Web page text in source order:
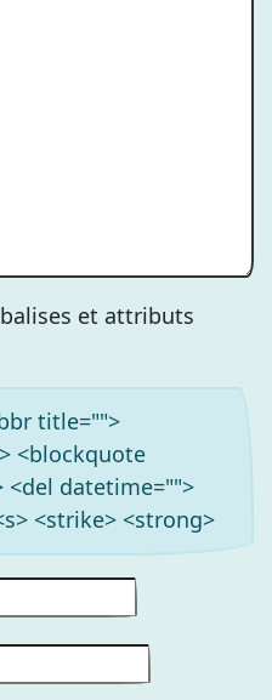
et attributs
title="">
<blockquote
<del datetime="">
<strike> <strong>